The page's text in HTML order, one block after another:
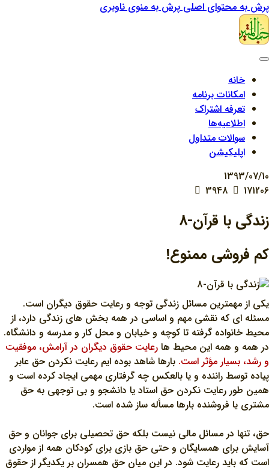
پرش به محتوای اصلیپرش به منوی ناوبری
خانه
امکانات برنامه
تعرفه اشتراک
اطلاعیه‌ها
سوالات متداول
اپلیکیشن
1393/07/10
171206
زندگي با قرآن-8
کم فروشي ممنوع!
يکي از مهمترين مسائل زندگي توجه و رعايت حقوق ديگران است.
مسئله اي که نقشي مهم و اساسي در همه بخش هاي زندگي دارد، از
محيط خانواده گرفته تا کوچه و خيابان و محل کار و مدرسه و دانشگاه.
در همه و همه اين محيط ها رعايت حقوق ديگران در آرامش، موفقيت
و رشد، بسيار مؤثر است. بارها شاهد بوده ايم رعايت نکردن حق عابر
پياده توسط راننده و يا بالعکس چه گرفتاري مهمي ايجاد کرده است و
همين طور رعايت نکردن حق استاد يا دانشجو و بي توجهي به حق
مشتري يا فروشنده بارها مسأله ساز شده است.
حق، تنها در مسائل مالي نيست بلکه حق تحصيلي براي جوانان و حق
آسايش براي همسايگان و حتي حق بازي براي کودکان همه از مواردي
است که بايد رعايت شود. در اين ميان حق همسران بر يکديگر از حقوق